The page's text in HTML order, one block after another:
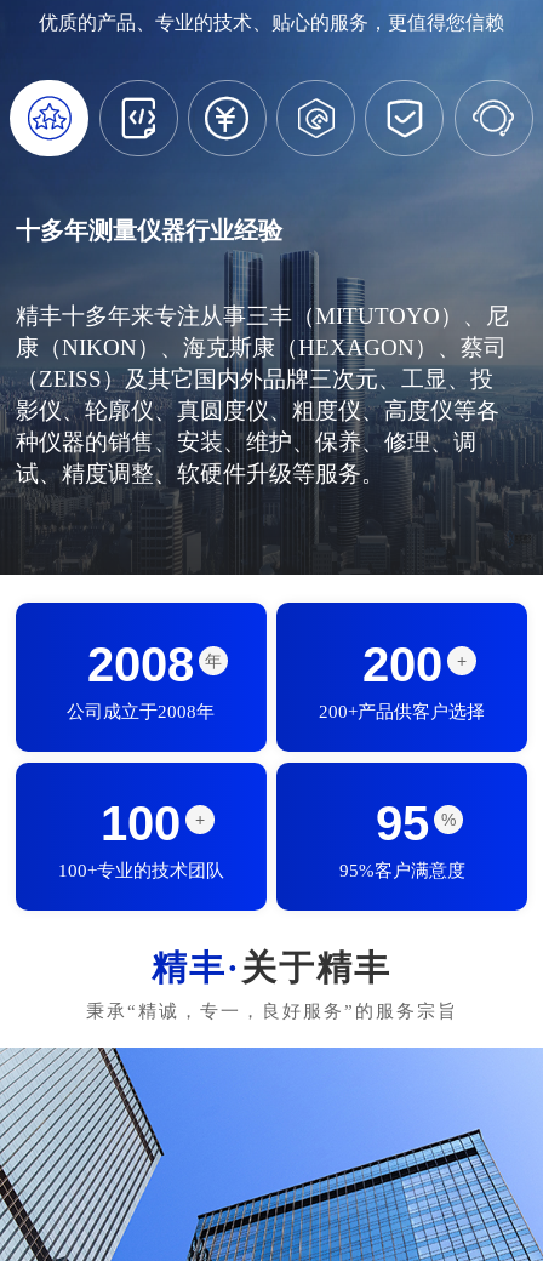
优质的产品、专业的技术、贴心的服务，更值得您信赖
     
十多年测量仪器行业经验
精丰十多年来专注从事三丰（MITUTOYO）、尼
康（NIKON）、海克斯康（HEXAGON）、蔡司
（ZEISS）及其它国内外品牌三次元、工显、投
影仪、轮廓仪、真圆度仪、粗度仪、高度仪等各
种仪器的销售、安装、维护、保养、修理、调
试、精度调整、软硬件升级等服务。
2008 年
公司成立于2008年
200 +
200+产品供客户选择
100 +
100+专业的技术团队
95 %
95%客户满意度
关于精丰